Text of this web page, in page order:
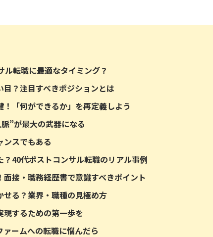
ル転職に最適なタイミング？
目？注目すべきポジションとは
！「何ができるか」を再定義しよう
”が最大の武器になる
ンスでもある
？40代ポストコンサル転職のリアル事例
接・職務経歴書で意識すべきポイント
せる？業界・職種の見極め方
現するための第一歩を
ァームへの転職に悩んだら